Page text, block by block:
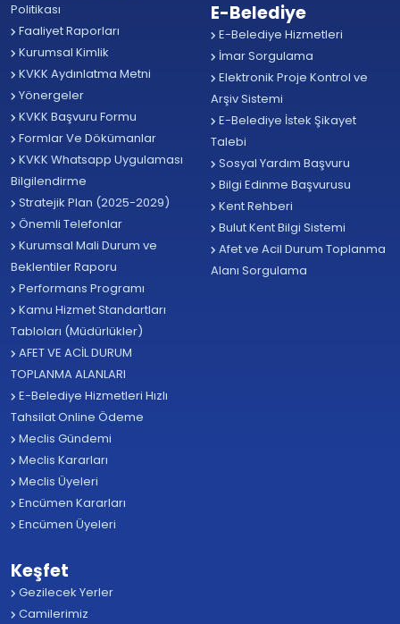
Politikası
Faaliyet Raporları
Kurumsal Kimlik
KVKK Aydınlatma Metni
Yönergeler
KVKK Başvuru Formu
Formlar Ve Dökümanlar
KVKK Whatsapp Uygulaması
Bilgilendirme
Stratejik Plan (2025-2029)
Önemli Telefonlar
Kurumsal Mali Durum ve
Beklentiler Raporu
Performans Programı
Kamu Hizmet Standartları
Tabloları (Müdürlükler)
AFET VE ACİL DURUM
TOPLANMA ALANLARI
E-Belediye Hizmetleri Hızlı
Tahsilat Online Ödeme
Meclis Gündemi
Meclis Kararları
Meclis Üyeleri
Encümen Kararları
Encümen Üyeleri
E-Belediye
E-Belediye Hizmetleri
İmar Sorgulama
Elektronik Proje Kontrol ve
Arşiv Sistemi
E-Belediye İstek Şikayet
Talebi
Sosyal Yardım Başvuru
Bilgi Edinme Başvurusu
Kent Rehberi
Bulut Kent Bilgi Sistemi
Afet ve Acil Durum Toplanma
Alanı Sorgulama
Keşfet
Gezilecek Yerler
Camilerimiz